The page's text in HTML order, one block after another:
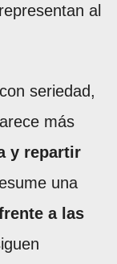
al
seriedad,
más
y repartir
una
a las